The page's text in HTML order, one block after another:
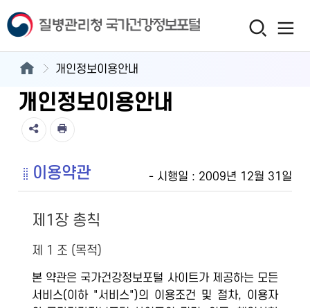
개인정보이용안내
개인정보이용안내
- 시행일 : 2009년 12월 31일
이용약관
제1장 총칙
제 1 조 (목적)
본 약관은 국가건강정보포털 사이트가 제공하는 모든
서비스(이하 "서비스")의 이용조건 및 절차, 이용자